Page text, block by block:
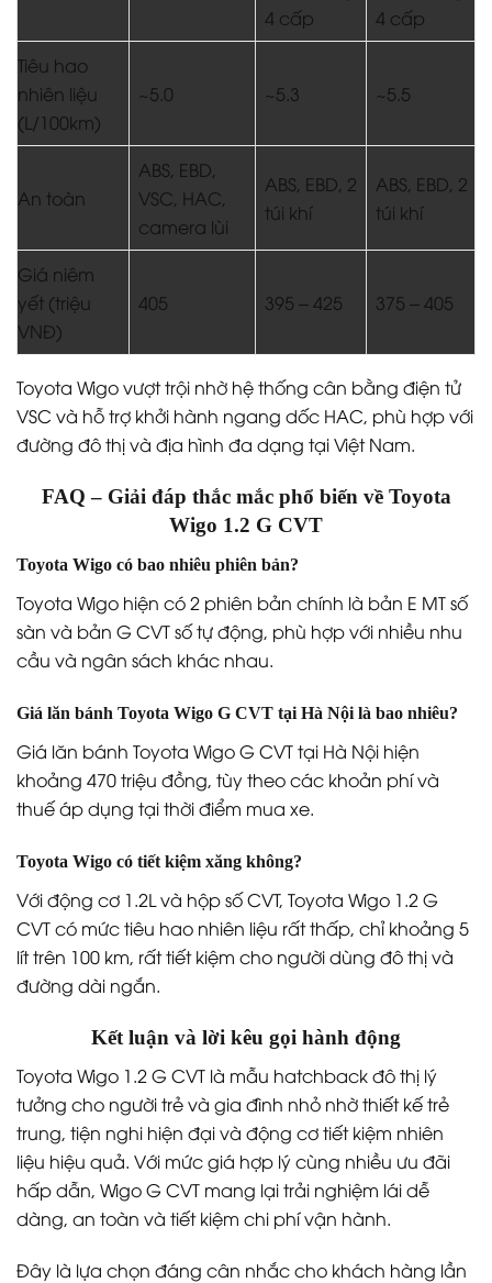
4 cấp
4 cấp
Tiêu hao
nhiên liệu
(L/100km)
~5.0 ~5.3 ~5.5
An toàn
ABS, EBD,
VSC, HAC,
camera lùi
ABS, EBD, 2
túi khí
ABS, EBD, 2
túi khí
Giá niêm
yết (triệu
VNĐ)
405 395 – 425 375 – 405
Toyota Wigo vượt trội nhờ hệ thống cân bằng điện tử
VSC và hỗ trợ khởi hành ngang dốc HAC, phù hợp với
đường đô thị và địa hình đa dạng tại Việt Nam.
FAQ – Giải đáp thắc mắc phổ biến về Toyota
Wigo 1.2 G CVT
Toyota Wigo có bao nhiêu phiên bản?
Toyota Wigo hiện có 2 phiên bản chính là bản E MT số
sàn và bản G CVT số tự động, phù hợp với nhiều nhu
cầu và ngân sách khác nhau.
Giá lăn bánh Toyota Wigo G CVT tại Hà Nội là bao nhiêu?
Giá lăn bánh Toyota Wigo G CVT tại Hà Nội hiện
khoảng 470 triệu đồng, tùy theo các khoản phí và
thuế áp dụng tại thời điểm mua xe.
Toyota Wigo có tiết kiệm xăng không?
Với động cơ 1.2L và hộp số CVT, Toyota Wigo 1.2 G
CVT có mức tiêu hao nhiên liệu rất thấp, chỉ khoảng 5
lít trên 100 km, rất tiết kiệm cho người dùng đô thị và
đường dài ngắn.
Kết luận và lời kêu gọi hành động
Toyota Wigo 1.2 G CVT là mẫu hatchback đô thị lý
tưởng cho người trẻ và gia đình nhỏ nhờ thiết kế trẻ
trung, tiện nghi hiện đại và động cơ tiết kiệm nhiên
liệu hiệu quả. Với mức giá hợp lý cùng nhiều ưu đãi
hấp dẫn, Wigo G CVT mang lại trải nghiệm lái dễ
dàng, an toàn và tiết kiệm chi phí vận hành.
Đây là lựa chọn đáng cân nhắc cho khách hàng lần